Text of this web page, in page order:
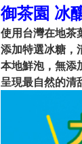
御茶園 冰
使用台灣在地茶
添加特選冰糖，
本地鮮泡，無添
呈現最自然的清